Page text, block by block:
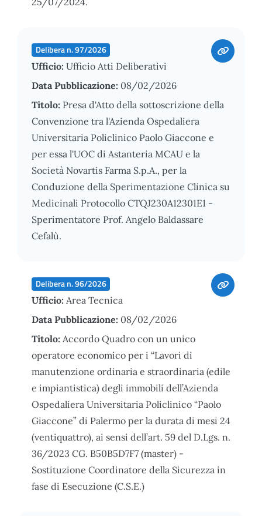
Delibera n. 97/2026
Ufficio: Ufficio Atti Deliberativi
Data Pubblicazione: 08/02/2026
Titolo: Presa d'Atto della sottoscrizione della
Convenzione tra l'Azienda Ospedaliera
Universitaria Policlinico Paolo Giaccone e
per essa l'UOC di Astanteria MCAU e la
Società Novartis Farma S.p.A., per la
Conduzione della Sperimentazione Clinica su
Medicinali Protocollo CTQJ230A12301E1 -
Sperimentatore Prof. Angelo Baldassare
Cefalù.
Delibera n. 96/2026
Ufficio: Area Tecnica
Data Pubblicazione: 08/02/2026
Titolo: Accordo Quadro con un unico
operatore economico per i “Lavori di
manutenzione ordinaria e straordinaria (edile
e impiantistica) degli immobili dell’Azienda
Ospedaliera Universitaria Policlinico “Paolo
Giaccone” di Palermo per la durata di mesi 24
(ventiquattro), ai sensi dell’art. 59 del D.Lgs. n.
36/2023 CG. B50B5D7F7 (master) -
Sostituzione Coordinatore della Sicurezza in
fase di Esecuzione (C.S.E.)